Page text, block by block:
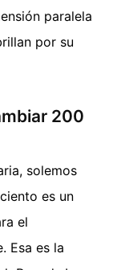
paralela
por su
200
solemos
es un
el
Esa es la